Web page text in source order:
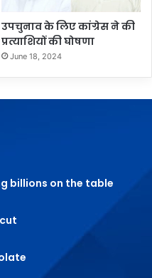
उपचुनाव के लिए कांग्रेस ने की
प्रत्याशियों की घोषणा
June 18, 2024
billions on the table